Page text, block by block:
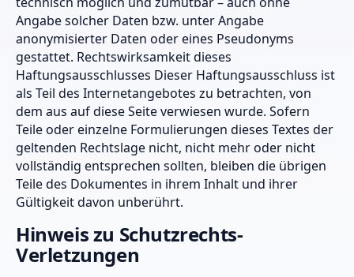
Angabe solcher Daten bzw. unter Angabe
anonymisierter Daten oder eines Pseudonyms
gestattet. Rechtswirksamkeit dieses
Haftungsausschlusses Dieser Haftungsausschluss ist
als Teil des Internetangebotes zu betrachten, von
dem aus auf diese Seite verwiesen wurde. Sofern
Teile oder einzelne Formulierungen dieses Textes der
geltenden Rechtslage nicht, nicht mehr oder nicht
vollständig entsprechen sollten, bleiben die übrigen
Teile des Dokumentes in ihrem Inhalt und ihrer
Gültigkeit davon unberührt.
Hinweis zu Schutzrechts-
Verletzungen